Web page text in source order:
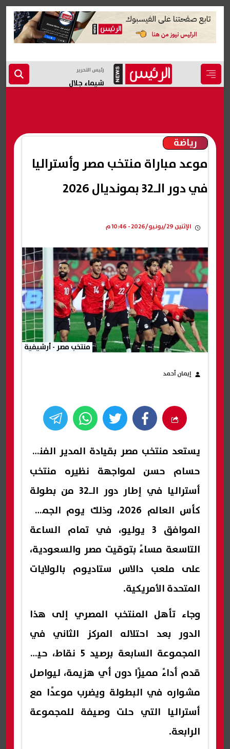
رئيس التحرير
شيماء جلال
رياضة
موعد مباراة منتخب مصر وأستراليا
في دور الـ32 بمونديال 2026
الإثنين 29/يونيو/2026 - 10:46 م
منتخب مصر - أرشيفية
إيمان أحمد
يستعد منتخب مصر بقيادة المدير الفني
حسام حسن لمواجهة نظيره منتخب
أستراليا في إطار دور الـ32 من بطولة
كأس العالم 2026، وذلك يوم الجمعة
الموافق 3 يوليو، في تمام الساعة
التاسعة مساءً بتوقيت مصر والسعودية،
على ملعب دالاس ستاديوم بالولايات
المتحدة الأمريكية.
وجاء تأهل المنتخب المصري إلى هذا
الدور بعد احتلاله المركز الثاني في
المجموعة السابعة برصيد 5 نقاط، حيث
قدم أداءً مميزًا دون أي هزيمة، ليواصل
مشواره في البطولة ويضرب موعدًا مع
أستراليا التي حلت وصيفة للمجموعة
الرابعة.